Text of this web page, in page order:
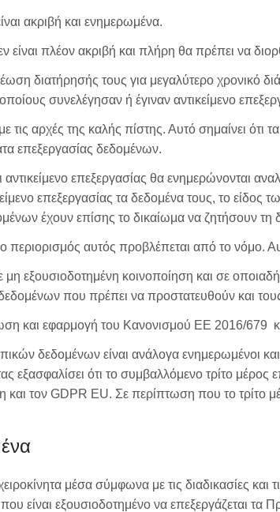
ακριβή και ενημερωμένα.
πλέον ακριβή και πλήρη θα πρέπει να
διατήρησής τους για μεγαλύτερο χρονικό
συνελέγησαν ή έγιναν αντικείμενο
αρχές της καλής πίστης. Αυτό σημαίνει ότι
επεξεργασίας δεδομένων.
επεξεργασίας θα ενημερώνονται
επεξεργασίας τα δεδομένα τους, το
έχουν επίσης το δικαίωμα να ζητήσουν
αυτός προβλέπεται από το νόμο.
μη εξουσιοδοτημένη κοινοποίηση και σε
που πρέπει να προστατευθούν και
και εφαρμογή του Κανονισμού ΕΕ 2016/679
δεδομένων είναι ανάλογα ενημερωμένοι
εξασφαλίσει ότι το συμβαλλόμενο τρίτο
τον GDPR EU. Σε περίπτωση που το τρίτο
μέσα σύμφωνα με τις διαδικασίες και
εξουσιοδοτημένο να επεξεργάζεται τα